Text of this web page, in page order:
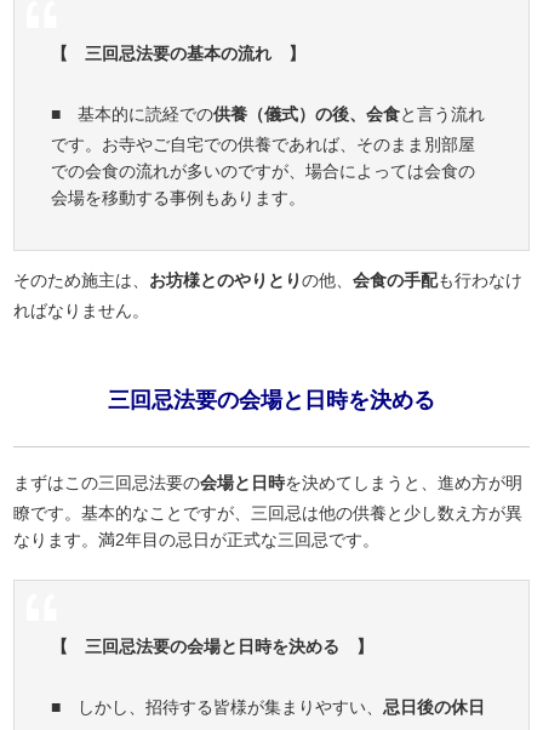
【 三回忌法要の基本の流れ 】
■ 基本的に読経での供養（儀式）の後、会食と言う流れ
です。お寺やご自宅での供養であれば、そのまま別部屋
での会食の流れが多いのですが、場合によっては会食の
会場を移動する事例もあります。
そのため施主は、 お坊様とのやりとりの他、会食の手配も行わなけ
ればなりません。
三回忌法要の会場と日時を決める
まずはこの三回忌法要の会場と日時を決めてしまうと、進め方が明
瞭です。基本的なことですが、三回忌は他の供養と少し数え方が異
なります。満2年目の忌日が正式な三回忌です。
【 三回忌法要の会場と日時を決める 】
■ しかし、招待する皆様が集まりやすい、忌日後の休日